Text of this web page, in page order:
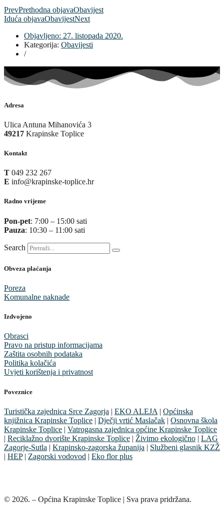
PrevPrethodna objavaObavijest
Iduća objavaObavijestNext
Objavljeno: 27. listopada 2020.
Kategorija: Obavijesti
/
Adresa
Ulica Antuna Mihanovića 3
49217 Krapinske Toplice
Kontakt
T 049 232 267
E info@krapinske-toplice.hr
Radno vrijeme
Pon-pet: 7:00 – 15:00 sati
Pauza: 10:30 – 11:00 sati
Search
Obveza plaćanja
Poreza
Komunalne naknade
Izdvojeno
Obrasci
Pravo na pristup informacijama
Zaštita osobnih podataka
Politika kolačića
Uvjeti korištenja i privatnost
Poveznice
Turistička zajednica Srce Zagorja | EKO ALEJA | Općinska
knjižnica Krapinske Toplice | Dječji vrtić Maslačak | Osnovna škola
Krapinske Toplice | Vatrogasna zajednica općine Krapinske Toplice
| Reciklažno dvorište Krapinske Toplice | Živimo ekologično | LAG
Zagorje-Sutla | Krapinsko-zagorska županija | Službeni glasnik KZŽ
| HEP| Zagorski vodovod | Eko flor plus
© 2026. – Općina Krapinske Toplice | Sva prava pridržana.